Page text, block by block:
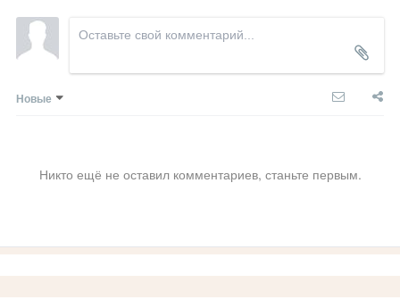
Новые
Никто ещё не оставил комментариев, станьте первым.